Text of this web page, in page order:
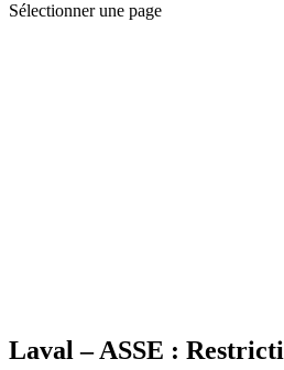
Sélectionner une page
Laval – ASSE :